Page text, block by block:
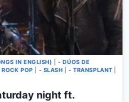
IN ENGLISH) |- DÚOS DE
POP - SLASH |- TRANSPLANT
night ft.